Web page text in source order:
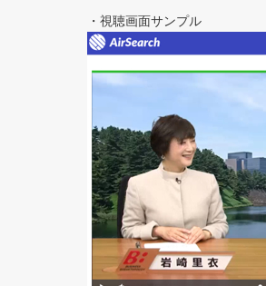
・視聴画面サンプル